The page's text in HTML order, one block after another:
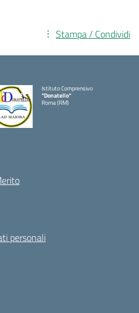
Stampa / Condividi
Istituto Comprensivo
"Donatello"
Roma (RM)
personali